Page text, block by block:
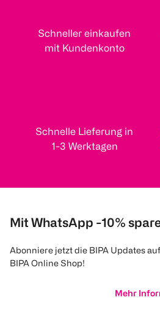
Schneller einkaufen
mit Kundenkonto
Schnelle Lieferung in
1-3 Werktagen
Mit WhatsApp -10%
Abonniere jetzt die BIPA Updates
BIPA Online Shop!
Mehr